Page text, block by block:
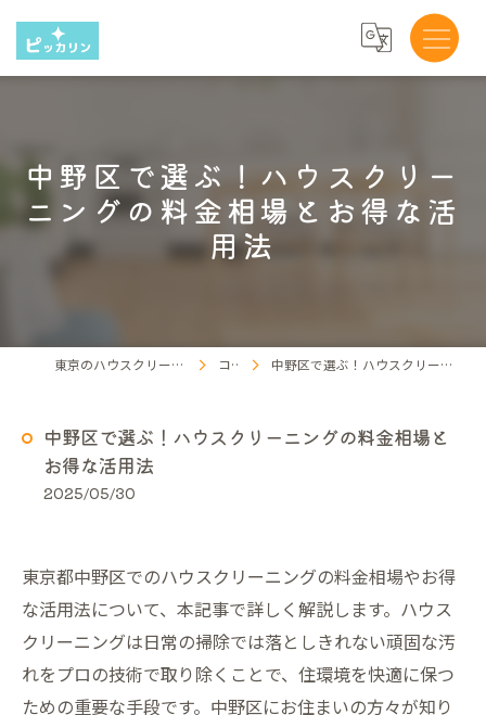
中野区で選ぶ！ハウスクリー
ニングの料金相場とお得な活
用法
東京のハウスクリーニングならピッカリン コラム 中野区で選ぶ！ハウスクリーニングの料金相場とお得な活用法
中野区で選ぶ！ハウスクリーニングの料金相場と
お得な活用法
2025/05/30
東京都中野区でのハウスクリーニングの料金相場やお得
な活用法について、本記事で詳しく解説します。ハウス
クリーニングは日常の掃除では落としきれない頑固な汚
れをプロの技術で取り除くことで、住環境を快適に保つ
ための重要な手段です。中野区にお住まいの方々が知り